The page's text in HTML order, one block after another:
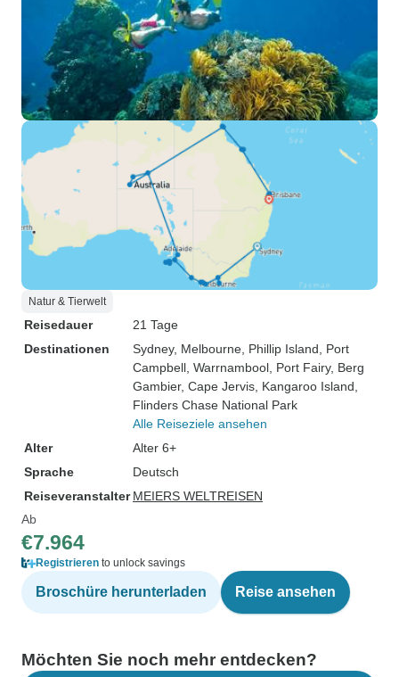
Natur & Tierwelt
Reisedauer
21 Tage
Destinationen
Sydney, Melbourne , Phillip Island , Port
Campbell , Warrnambool , Port Fairy, Berg
Gambier, Cape Jervis , Kangaroo Island
Flinders Chase National Park
Alle Reiseziele ansehen
Alter
Alter 6+
Sprache
Deutsch
Reiseveranstalter MEIERS WELTREISEN
Ab
€7.964
Registrieren to unlock savings
Broschüre herunterladen Reise ansehen
Möchten Sie noch mehr entdecken?